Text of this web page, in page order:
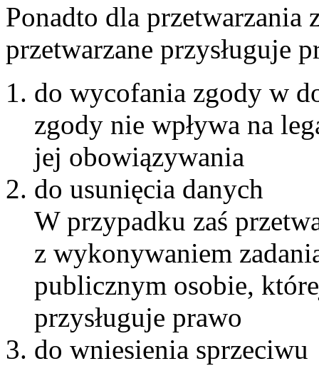
Ponadto dla przetwarzania
przetwarzane przysługuje
do wycofania zgody w
zgody nie wpływa na
jej obowiązywania
do usunięcia danych
W przypadku zaś
z wykonywaniem
publicznym osobie,
przysługuje prawo
do wniesienia sprzeciwu